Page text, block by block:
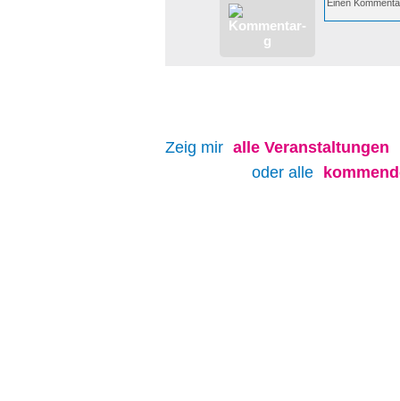
Zeig mir alle Veranstaltungen
oder alle